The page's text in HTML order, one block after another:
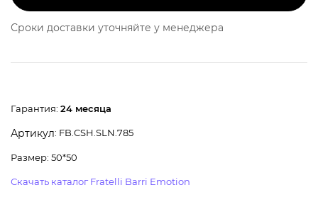
Сроки доставки уточняйте у менеджера
Гарантия: 24 месяца
Артикул: FB.CSH.SLN.785
Размер: 50*50
Скачать каталог Fratelli Barri Emotion